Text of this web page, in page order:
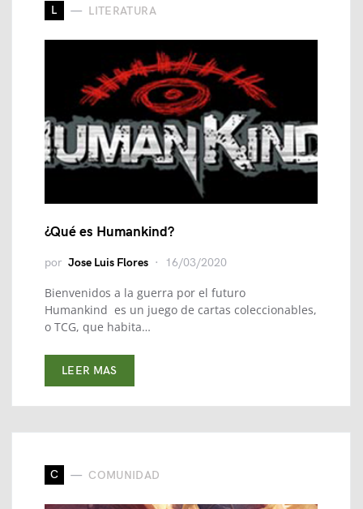
L LITERATURA
¿Qué es Humankind?
por Jose Luis Flores 16/03/2020
Bienvenidos a la guerra por el futuro
Humankind es un juego de cartas coleccionables,
o TCG, que habita…
LEER MAS
C COMUNIDAD